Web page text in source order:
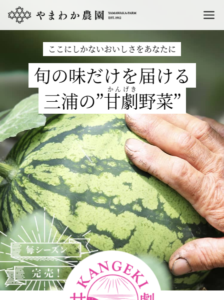
ここにしかないおいしさをあなたに
旬の味だけを届ける
三浦の”甘劇野菜”